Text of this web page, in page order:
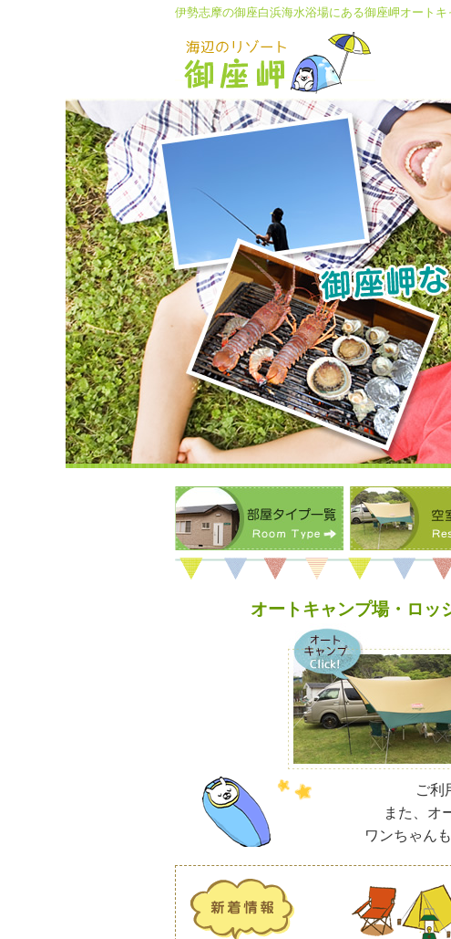
伊勢志摩の御座白浜海水浴場にある御座岬オートキ
オートキャンプ場・ロッ
ご利
また、オ
ワンちゃん